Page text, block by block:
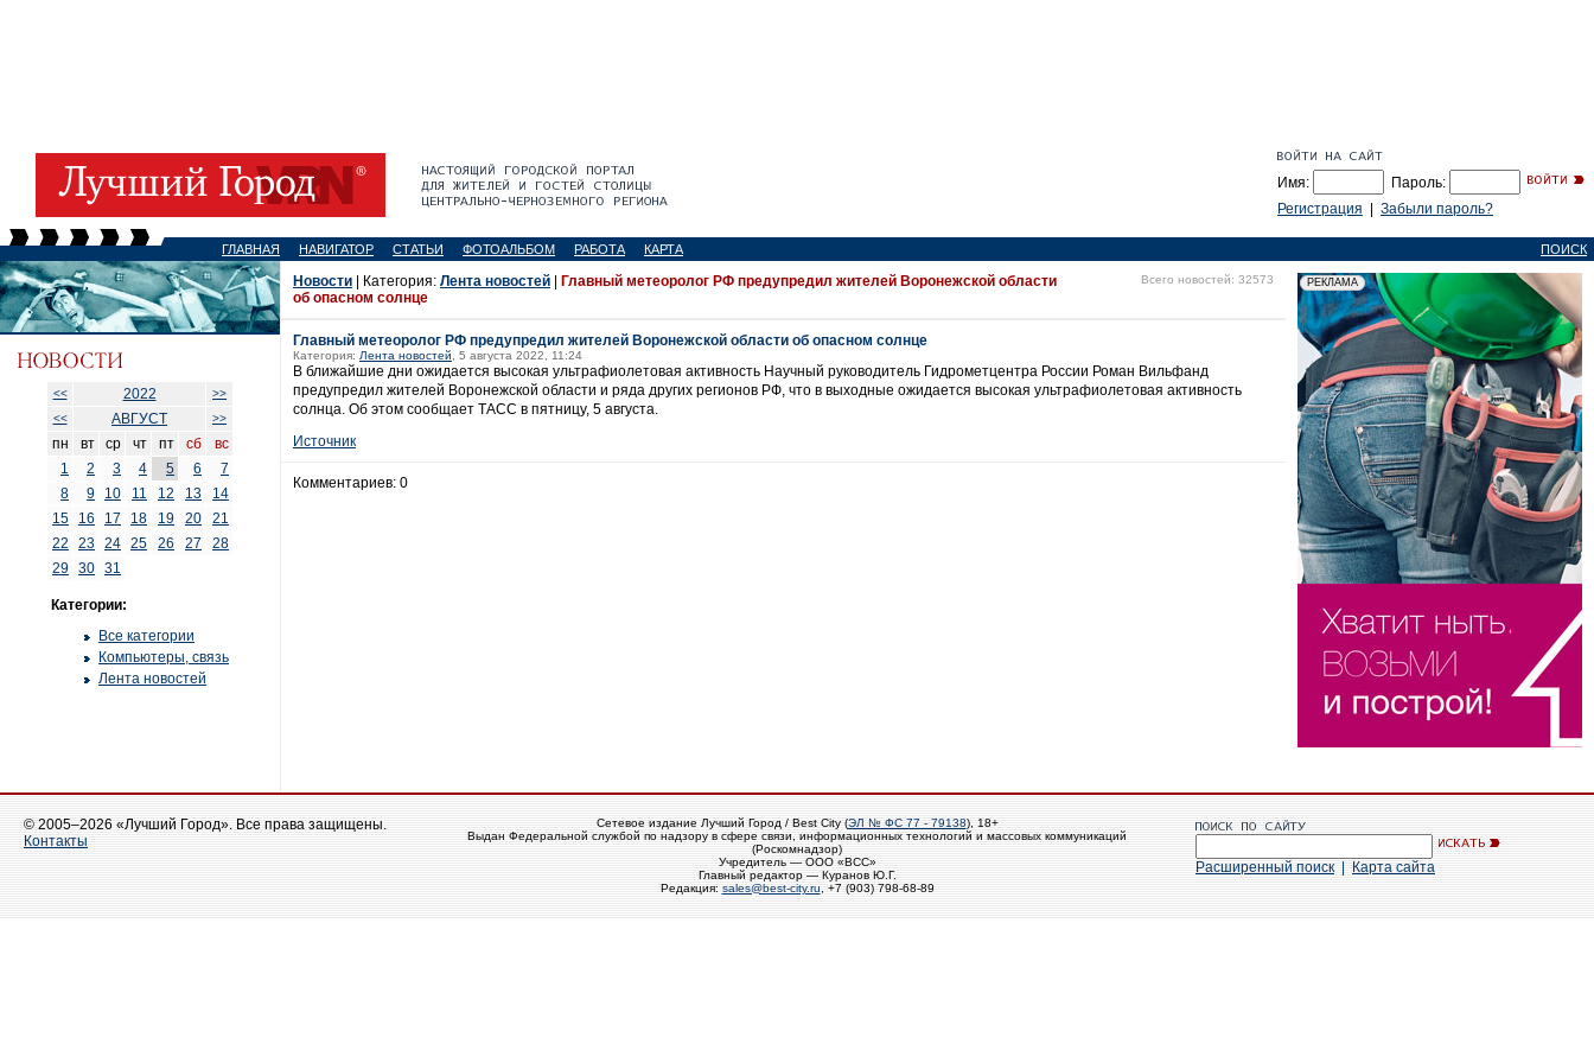
Имя:
Пароль:
Регистрация
Забыли пароль?
ГЛАВНАЯ НАВИГАТОР СТАТЬИ ФОТОАЛЬБОМ РАБОТА КАРТА ПОИСК
<< 2022
>>
<<
АВГУСТ >>
пн вт ср чт пт сб
вс
1
2 3 4 5 6
7
8
9 10 11 12 13
14
15
16 17 18 19 20
21
22
23 24 25 26 27
28
29 30 31
Категории:
Все категории
Компьютеры, связь
Лента новостей
Новости | Категория: Лента новостей
Главный метеоролог РФ предупредил жителей Воронежской области
об опасном солнце
Всего новостей: 32573
Главный метеоролог РФ предупредил жителей Воронежской области об опасном солнце
Категория: Лента новостей , 5 августа 2022, 11:24
В ближайшие дни ожидается высокая ультрафиолетовая активность Научный руководитель Гидрометцентра России Роман Вильфанд
предупредил жителей Воронежской области и ряда других регионов РФ, что в выходные ожидается высокая ультрафиолетовая активность
солнца. Об этом сообщает ТАСС в пятницу, 5 августа.
Источник
Комментариев: 0
© 2005–2026 «Лучший Город». Все права защищены.
Контакты
Сетевое издание Лучший Город / Best City (ЭЛ № ФС 77 - 79138), 18+
Выдан Федеральной службой по надзору в сфере связи, информационных технологий и массовых коммуникаций
(Роскомнадзор)
Учредитель — ООО «ВСС»
Главный редактор — Куранов Ю.Г.
Редакция: sales@best-city.ru , +7 (903) 798-68-89
Расширенный поиск Карта сайта